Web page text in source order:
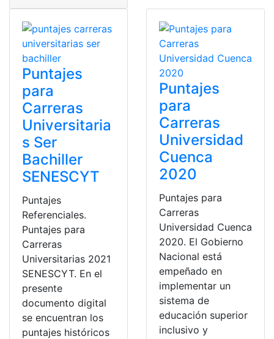
Puntajes
para
Carreras
Universitaria
s Ser
Bachiller
SENESCYT
Puntajes
Referenciales.
Puntajes para
Carreras
Universitarias 2021
SENESCYT. En el
presente
documento digital
se encuentran los
puntajes históricos
Puntajes
para
Carreras
Universidad
Cuenca
2020
Puntajes para
Carreras
Universidad Cuenca
2020. El Gobierno
Nacional está
empeñado en
implementar un
sistema de
educación superior
inclusivo y